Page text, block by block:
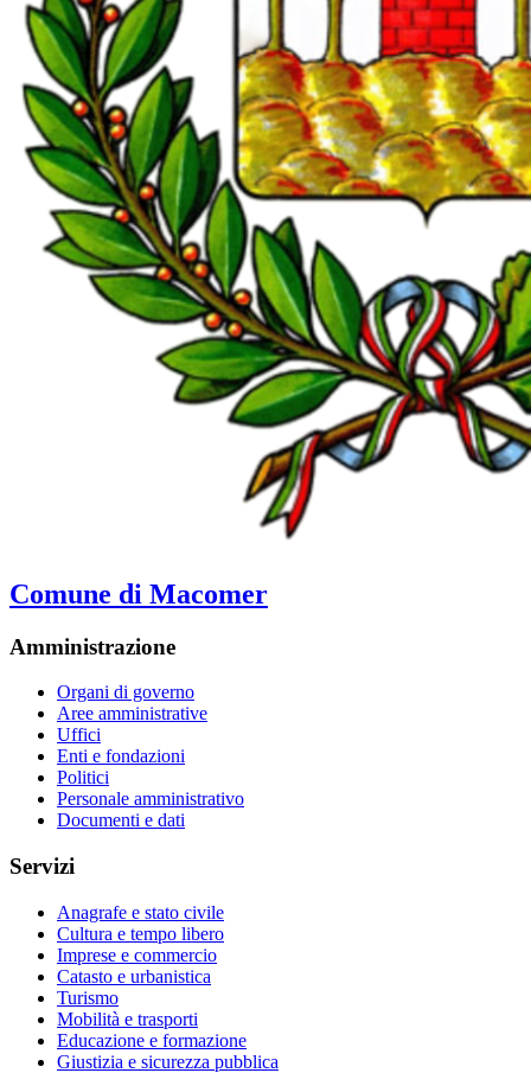
Comune di Macomer
Amministrazione
Organi di governo
Aree amministrative
Uffici
Enti e fondazioni
Politici
Personale amministrativo
Documenti e dati
Servizi
Anagrafe e stato civile
Cultura e tempo libero
Imprese e commercio
Catasto e urbanistica
Turismo
Mobilità e trasporti
Educazione e formazione
Giustizia e sicurezza pubblica